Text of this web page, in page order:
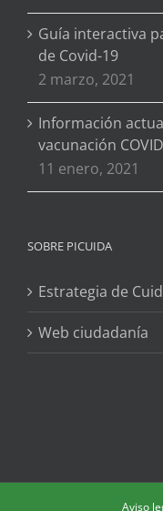
Guía interactiva
de Covid-19
2 marzo, 2021
Información
vacunación
11 enero, 2021
SOBRE PICUIDA
Estrategia de
Web ciudadanía
Aviso